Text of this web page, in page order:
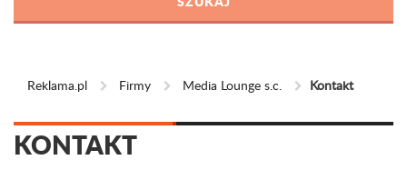
Reklama.pl Firmy Media Lounge s.c. Kontakt
KONTAKT